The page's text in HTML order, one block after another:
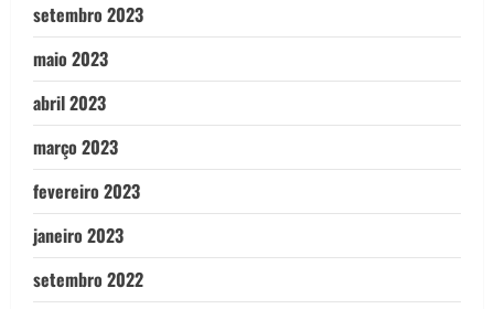
setembro 2023
maio 2023
abril 2023
março 2023
fevereiro 2023
janeiro 2023
setembro 2022